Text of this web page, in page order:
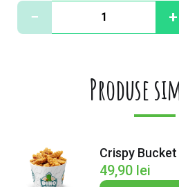
C
− +
Produse
Crispy Bucket
49,90 lei